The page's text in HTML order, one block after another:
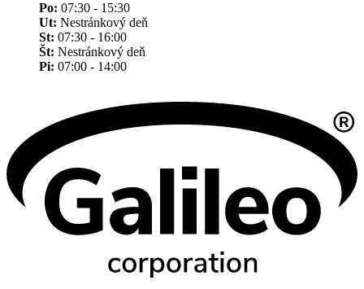
Po: 07:30 - 15:30
Ut: Nestránkový deň
St: 07:30 - 16:00
Št: Nestránkový deň
Pi: 07:00 - 14:00